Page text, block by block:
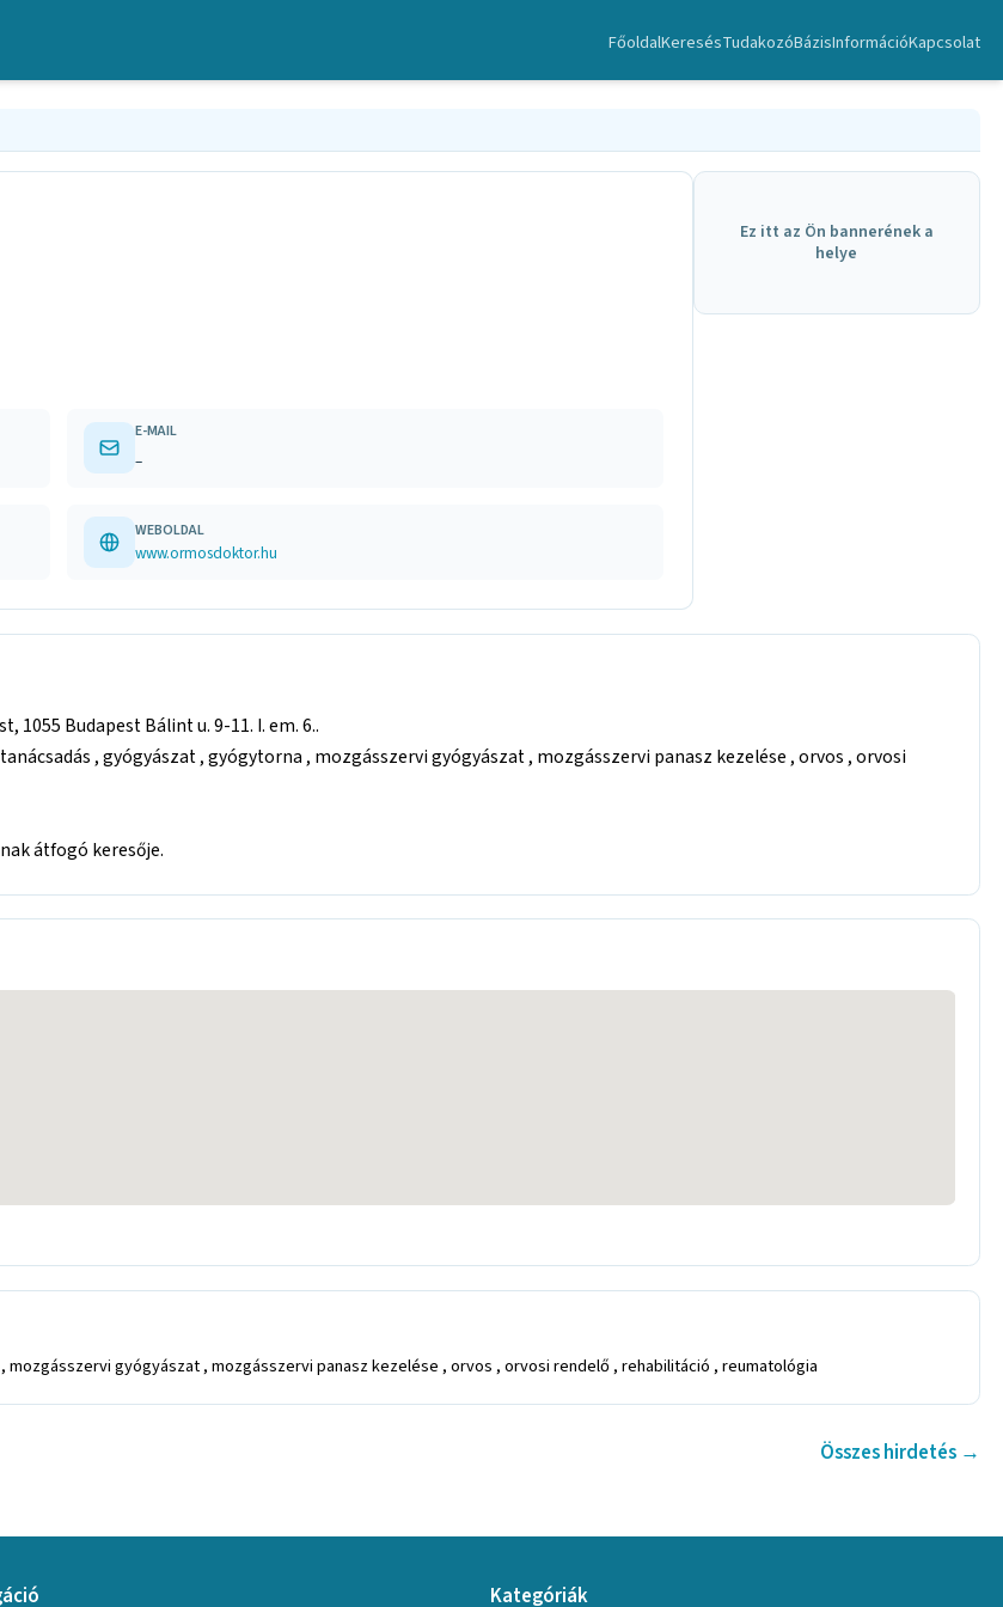
FőoldalKeresésTudakozóBázisInformációKapcsolat
E-MAIL
–
WEBOLDAL
www.ormosdoktor.hu
Ez itt az Ön bannerének a
helye
1055 Budapest Bálint u. 9-11. I. em. 6..
, gyógyászat , gyógytorna , mozgásszervi gyógyászat , mozgásszervi panasz kezelése , orvos , orvosi
átfogó keresője.
gyógyászat , mozgásszervi panasz kezelése , orvos , orvosi rendelő , rehabilitáció , reumatológia
Összes hirdetés →
Kategóriák